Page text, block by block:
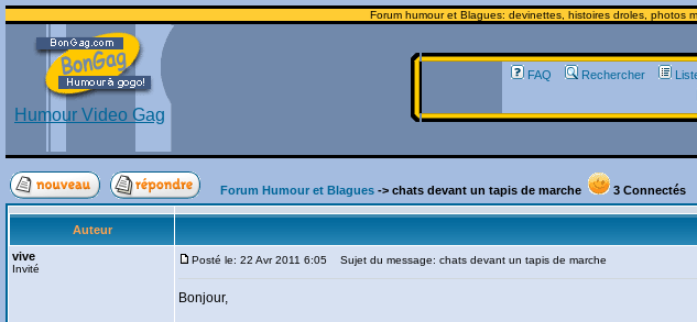
Forum humour et Blagues: devinettes, histoires droles, photos
Humour Video Gag
FAQ Rechercher
Forum Humour et Blagues -> chats devant un tapis de marche 3 Connectés
Auteur
vive
Invité
Posté le: 22 Avr 2011 6:05 Sujet du message: chats devant un tapis de marche
Bonjour,